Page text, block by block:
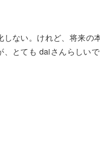
ない。けれど、将来の
、とても daiさんらしいで